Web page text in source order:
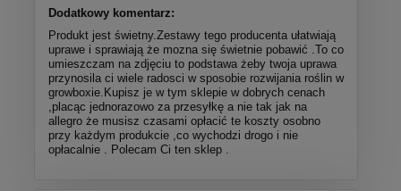
Dodatkowy komentarz:
Produkt jest świetny.Zestawy tego producenta ułatwiają
uprawe i sprawiają że mozna się świetnie pobawić .To co
umieszczam na zdjęciu to podstawa żeby twoja uprawa
przynosila ci wiele radosci w sposobie rozwijania roślin w
growboxie.Kupisz je w tym sklepie w dobrych cenach
,placąc jednorazowo za przesyłkę a nie tak jak na
allegro że musisz czasami opłacić te koszty osobno
przy każdym produkcie ,co wychodzi drogo i nie
opłacalnie . Polecam Ci ten sklep .